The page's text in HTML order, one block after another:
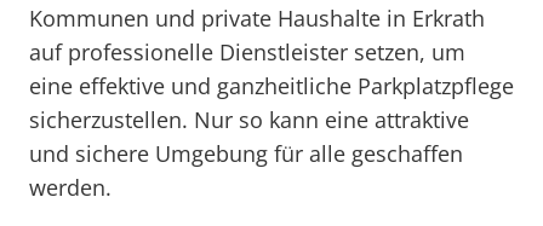
Kommunen und private Haushalte in Erkrath
auf professionelle Dienstleister setzen, um
eine effektive und ganzheitliche Parkplatzpflege
sicherzustellen. Nur so kann eine attraktive
und sichere Umgebung für alle geschaffen
werden.